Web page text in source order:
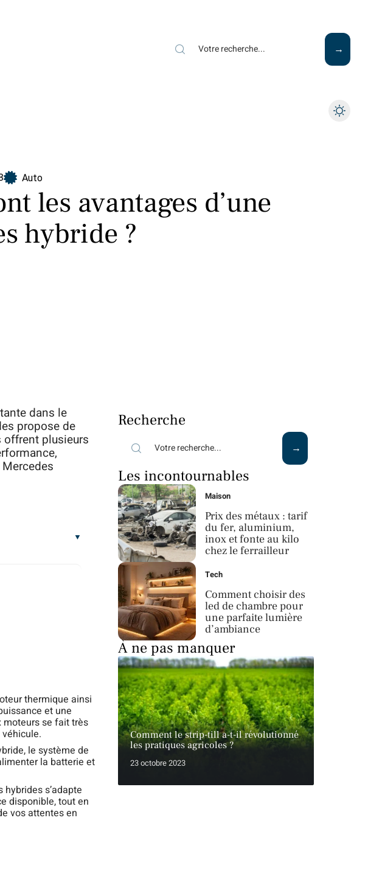
Auto
les avantages d’une
hybride ?
dans le
propose de
offrent plusieurs
thermique ainsi
et une
moteurs se fait très
le système de
la batterie et
s’adapte
disponible, tout en
vos attentes en
Recherche
Les incontournables
Maison
Prix des métaux : tarif
du fer, aluminium,
inox et fonte au kilo
chez le ferrailleur
Tech
Comment choisir des
led de chambre pour
une parfaite lumière
d’ambiance
À ne pas manquer
Comment le strip-till a-t-il révolutionné
les pratiques agricoles ?
23 octobre 2023